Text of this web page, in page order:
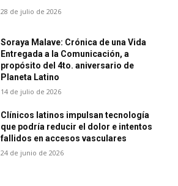
28 de julio de 2026
Soraya Malave: Crónica de una Vida
Entregada a la Comunicación, a
propósito del 4to. aniversario de
Planeta Latino
14 de julio de 2026
Clínicos latinos impulsan tecnología
que podría reducir el dolor e intentos
fallidos en accesos vasculares
24 de junio de 2026